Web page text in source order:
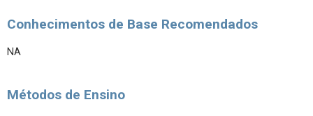
Conhecimentos de Base Recomendados
NA
Métodos de Ensino